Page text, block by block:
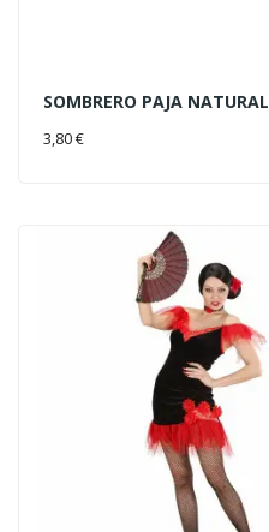
SOMBRERO PAJA NATURAL
3,80 €